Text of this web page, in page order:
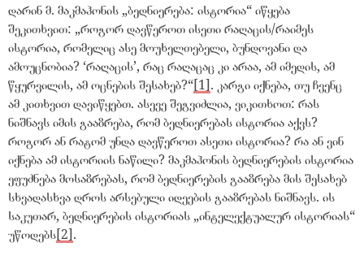
დარინ მ. მაკმაჰონის „ბედნიერება: ისტორია“იწყება
შეკითხვით: „როგორ დავწეროთ ისეთი რაღაცის/რაიმეს
ისტორია, რომელიც ასე მოუხელთებელი, ბუნდოვანი და
ამოუცნობია? ‘რაღაცის’, რაც რაღაცაც კი არაა, ამ იმედის, ამ
წყურვილის, ამ ოცნების შესახებ?“[1]. კარგი იქნება, თუ ჩვენც
ამ კითხვით დავიწყებთ. ასევე შეგვიძლია, ვიკითხოთ: რას
ნიშნავს იმის გააზრება, რომ ბედნიერებას ისტორია აქვს?
როგორ ან რატომ უნდა დავწეროთ ასეთი ისტორია? რა ან ვინ
იქნება ამ ისტორიის ნაწილი? მაკმაჰონის ბედნიერების ისტორია
ეფუძნება მოსაზრებას, რომ ბედნიერების გააზრება მის შესახებ
სხვადასხვა დროს არსებული იდეების გააზრებას ნიშნავს. ის
საკუთარ, ბედნიერების ისტორიას „ინტელექტუალურ ისტორიას“
უწოდებს[2].